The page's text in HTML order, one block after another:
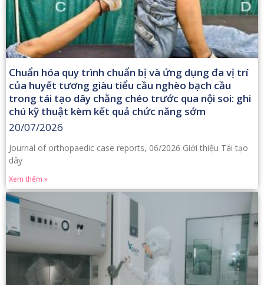
Chuẩn hóa quy trình chuẩn bị và ứng dụng đa vị trí
của huyết tương giàu tiểu cầu nghèo bạch cầu
trong tái tạo dây chằng chéo trước qua nội soi: ghi
chú kỹ thuật kèm kết quả chức năng sớm
20/07/2026
Journal of orthopaedic case reports, 06/2026 Giới thiệu Tái tạo
dây
Xem thêm »